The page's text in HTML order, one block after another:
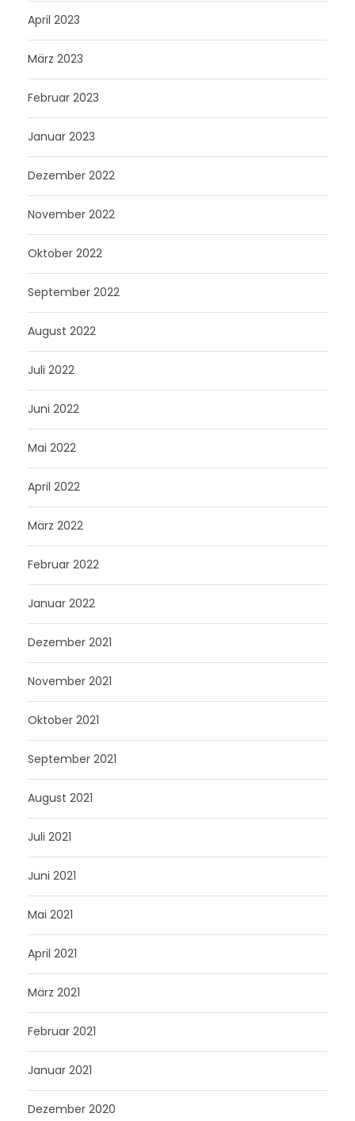
April 2023
März 2023
Februar 2023
Januar 2023
Dezember 2022
November 2022
Oktober 2022
September 2022
August 2022
Juli 2022
Juni 2022
Mai 2022
April 2022
März 2022
Februar 2022
Januar 2022
Dezember 2021
November 2021
Oktober 2021
September 2021
August 2021
Juli 2021
Juni 2021
Mai 2021
April 2021
März 2021
Februar 2021
Januar 2021
Dezember 2020